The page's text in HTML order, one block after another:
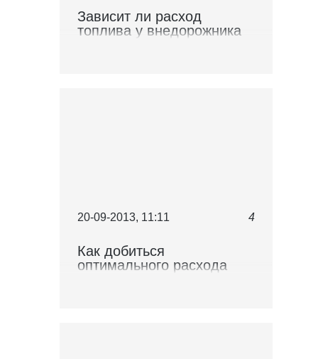
Зависит ли расход
топлива у внедорожника
20-09-2013, 11:11 4
Как добиться
оптимального расхода